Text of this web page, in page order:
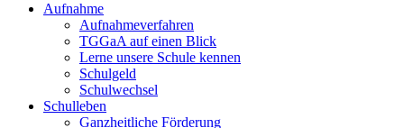
Aufnahme
Aufnahmeverfahren
TGGaA auf einen Blick
Lerne unsere Schule kennen
Schulgeld
Schulwechsel
Schulleben
Ganzheitliche Förderung